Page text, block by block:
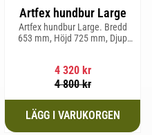
Artfex hundbur Large
Artfex hundbur Large. Bredd
653 mm, Höjd 725 mm, Djup
4 320kr
4 800kr